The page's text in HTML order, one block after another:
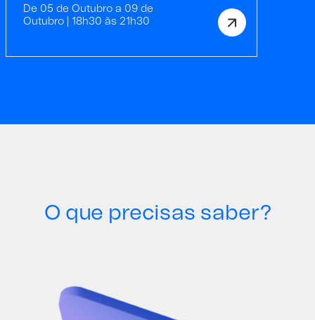
De 05 de Outubro a 09 de
Outubro | 18h30 às 21h30
O que precisas saber?